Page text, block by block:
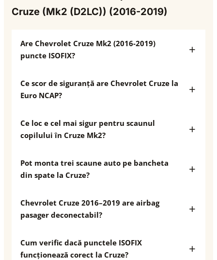
Cruze (Mk2 (D2LC)) (2016-2019)
Are Chevrolet Cruze Mk2 (2016-2019)
puncte ISOFIX?
Ce scor de siguranță are Chevrolet Cruze la
Euro NCAP?
Ce loc e cel mai sigur pentru scaunul
copilului în Cruze Mk2?
Pot monta trei scaune auto pe bancheta
din spate la Cruze?
Chevrolet Cruze 2016–2019 are airbag
pasager deconectabil?
Cum verific dacă punctele ISOFIX
funcționează corect la Cruze?